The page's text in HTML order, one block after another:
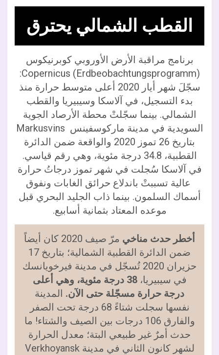
القطب الشمالي يحترق
برنامج مراقبة الأرض الأوروبي كوبرنيكوس
Copernicus (Erdbeobachtungsprogramm):
سجّلَ شهر أيار 2020 أعلى متوسط حرارة منذ
بدء التسجيل، في آلاسكا وسيبيريا والقطب
الشمالي. بينما سجّلتْ محطة الأرصاد الجوية
السويدية في مدينة ماركوسفينس Markusvins
بتاريخ 26 تموز 2020 والواقعة ضمن الدائرة
القطبية، 34.8 درجة مئوية، وهي رقم قياسي.
في آلاسكا سُجلت في شهر تموز درجاتُ حرارة
عالية تسببتْ باندلاع حرائق الغابات ونفوق
أسماك السلمون. بينما ذاب الجليد البحري قبل
موعده المعتاد بثمانية أسابيع.
أخطر حدث مناخي
مرّ صيف 2020 كان أيضاً
ضمن الدائرة القطبية الشمالية؛ بتاريخ 17
حزيران 2020 تُسجّل في مدينة فيرخويانسك
في سيبيريا،
38 درجة مئوية، وهي أعلى
درجة حرارة مسجّلة حتى الآن. المدينة
نفسها سجلت شتاءً 68 درجة تحت الصفر
والفارق 106 درجات بين الصيف والشتاء! ما
حدث أمرٌ غير طبيعي البتة؛ معدل الحرارة
لشهر كانون الثاني في مدينة Verkhoyansk